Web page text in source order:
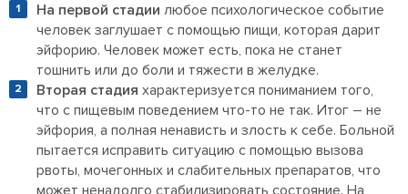
На первой стадии любое психологическое событие
человек заглушает с помощью пищи, которая дарит
эйфорию. Человек может есть, пока не станет
тошнить или до боли и тяжести в желудке.
Вторая стадия характеризуется пониманием того,
что с пищевым поведением что-то не так. Итог – не
эйфория, а полная ненависть и злость к себе. Больной
пытается исправить ситуацию с помощью вызова
рвоты, мочегонных и слабительных препаратов, что